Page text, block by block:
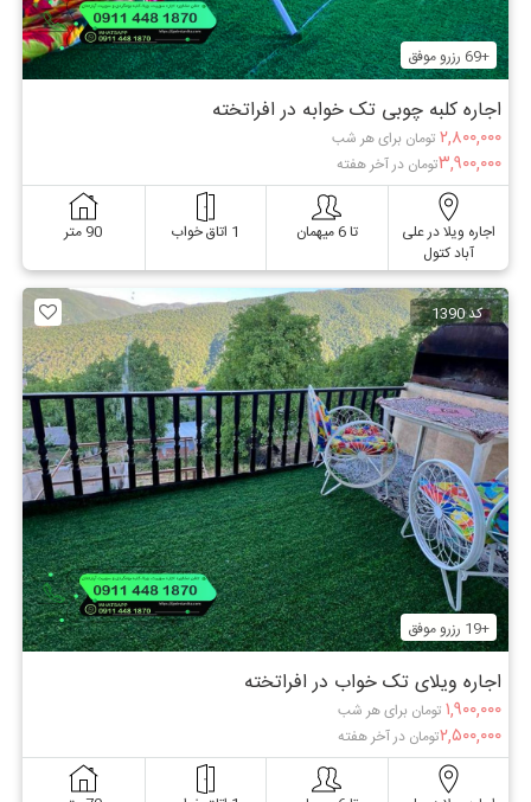
+69 رزرو موفق
اجاره کلبه چوبی تک خوابه در افراتخته
۲,۸۰۰,۰۰۰ تومان برای هر شب
۳,۹۰۰,۰۰۰تومان در آخر هفته
اجاره ویلا در علی
آباد کتول
تا 6 میهمان 1 اتاق خواب 90 متر
کد 1390
+19 رزرو موفق
اجاره ویلای تک خواب در افراتخته
۱,۹۰۰,۰۰۰ تومان برای هر شب
۲,۵۰۰,۰۰۰تومان در آخر هفته